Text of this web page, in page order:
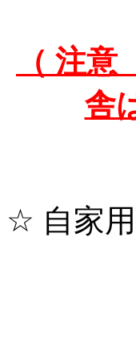
（ 注
舎
☆ 自家